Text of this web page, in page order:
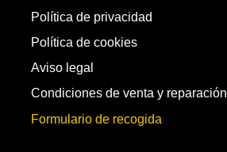
Política de privacidad
Política de cookies
Aviso legal
Condiciones de venta y reparación
Formulario de recogida